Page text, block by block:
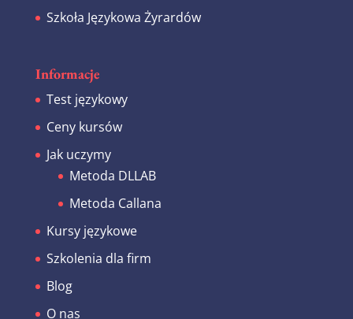
Szkoła Językowa Żyrardów
Informacje
Test językowy
Ceny kursów
Jak uczymy
Metoda DLLAB
Metoda Callana
Kursy językowe
Szkolenia dla firm
Blog
O nas